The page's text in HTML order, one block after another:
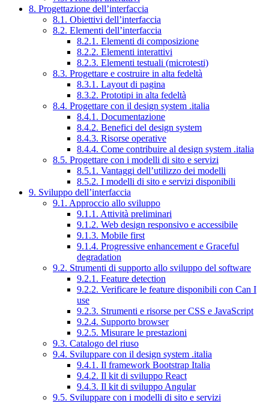
8. Progettazione dell’interfaccia
8.1. Obiettivi dell’interfaccia
8.2. Elementi dell’interfaccia
8.2.1. Elementi di composizione
8.2.2. Elementi interattivi
8.2.3. Elementi testuali (microtesti)
8.3. Progettare e costruire in alta fedeltà
8.3.1. Layout di pagina
8.3.2. Prototipi in alta fedeltà
8.4. Progettare con il design system .italia
8.4.1. Documentazione
8.4.2. Benefici del design system
8.4.3. Risorse operative
8.4.4. Come contribuire al design system .italia
8.5. Progettare con i modelli di sito e servizi
8.5.1. Vantaggi dell’utilizzo dei modelli
8.5.2. I modelli di sito e servizi disponibili
9. Sviluppo dell’interfaccia
9.1. Approccio allo sviluppo
9.1.1. Attività preliminari
9.1.2. Web design responsivo e accessibile
9.1.3. Mobile first
9.1.4. Progressive enhancement e Graceful
degradation
9.2. Strumenti di supporto allo sviluppo del software
9.2.1. Feature detection
9.2.2. Verificare le feature disponibili con Can I
use
9.2.3. Strumenti e risorse per CSS e JavaScript
9.2.4. Supporto browser
9.2.5. Misurare le prestazioni
9.3. Catalogo del riuso
9.4. Sviluppare con il design system .italia
9.4.1. Il framework Bootstrap Italia
9.4.2. Il kit di sviluppo React
9.4.3. Il kit di sviluppo Angular
9.5. Sviluppare con i modelli di sito e servizi